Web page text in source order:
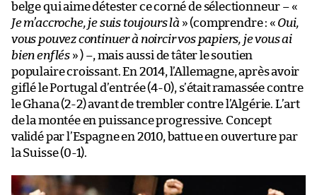
belge qui aime détester ce corné de sélectionneur – «
Je m’accroche, je suis toujours là » (comprendre : « Oui,
vous pouvez continuer à noircir vos papiers, je vous ai
bien enflés » ) –, mais aussi de tâter le soutien
populaire croissant. En 2014, l’Allemagne, après avoir
giflé le Portugal d’entrée (4-0), s’était ramassée contre
le Ghana (2-2) avant de trembler contre l’Algérie. L’art
de la montée en puissance progressive. Concept
validé par l’Espagne en 2010, battue en ouverture par
la Suisse (0-1).